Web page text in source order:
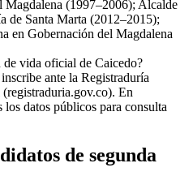
Magdalena (1997–2006); Alcalde
de Santa Marta (2012–2015);
en Gobernación del Magdalena
de vida oficial de Caicedo?
ante la Registraduría
En
los datos públicos para consulta
de segunda